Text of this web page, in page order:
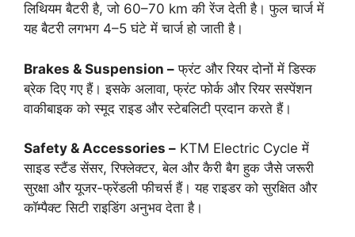
लिथियम बैटरी है, जो 60–70 km की रेंज देती है। फुल चार्ज में
यह बैटरी लगभग 4–5 घंटे में चार्ज हो जाती है।
Brakes & Suspension – फ्रंट और रियर दोनों में डिस्क
ब्रेक दिए गए हैं। इसके अलावा, फ्रंट फोर्क और रियर सस्पेंशन
वाकीबाइक को स्मूद राइड और स्टेबलिटी प्रदान करते हैं।
Safety & Accessories – KTM Electric Cycle में
साइड स्टैंड सेंसर, रिफ्लेक्टर, बेल और कैरी बैग हुक जैसे जरूरी
सुरक्षा और यूजर-फ्रेंडली फीचर्स हैं। यह राइडर को सुरक्षित और
कॉम्पैक्ट सिटी राइडिंग अनुभव देता है।